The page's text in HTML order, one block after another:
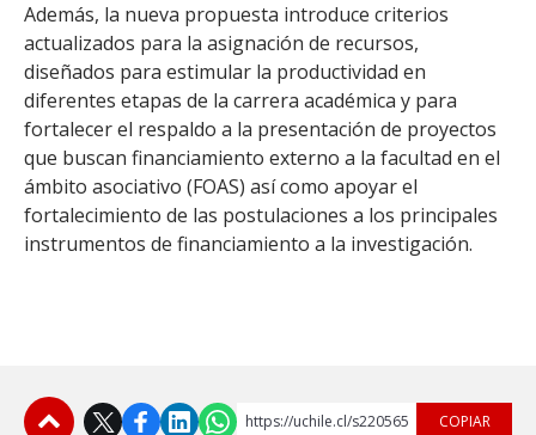
Además, la nueva propuesta introduce criterios
actualizados para la asignación de recursos,
diseñados para estimular la productividad en
diferentes etapas de la carrera académica y para
fortalecer el respaldo a la presentación de proyectos
que buscan financiamiento externo a la facultad en el
ámbito asociativo (FOAS) así como apoyar el
fortalecimiento de las postulaciones a los principales
instrumentos de financiamiento a la investigación.
https://uchile.cl/s220565 COPIAR